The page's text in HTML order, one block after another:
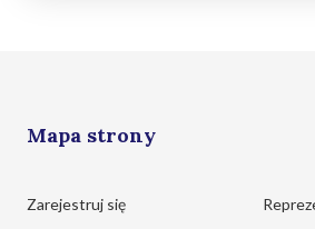
Mapa strony
Zarejestruj się